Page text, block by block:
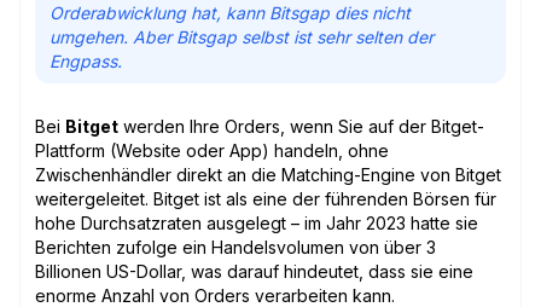
Orderabwicklung hat, kann Bitsgap dies nicht
umgehen. Aber Bitsgap selbst ist sehr selten der
Engpass.
Bei Bitget werden Ihre Orders, wenn Sie auf der Bitget-
Plattform (Website oder App) handeln, ohne
Zwischenhändler direkt an die Matching-Engine von Bitget
weitergeleitet. Bitget ist als eine der führenden Börsen für
hohe Durchsatzraten ausgelegt – im Jahr 2023 hatte sie
Berichten zufolge ein Handelsvolumen von über 3
Billionen US-Dollar, was darauf hindeutet, dass sie eine
enorme Anzahl von Orders verarbeiten kann.